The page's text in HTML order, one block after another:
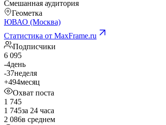
Смешанная аудитория
Геометка
ЮВАО (Москва)
Статистика от MaxFrame.ru
Подписчики
6 095
-4день
-37неделя
+494месяц
Охват поста
1 745
1 745за 24 часа
2 086в среднем